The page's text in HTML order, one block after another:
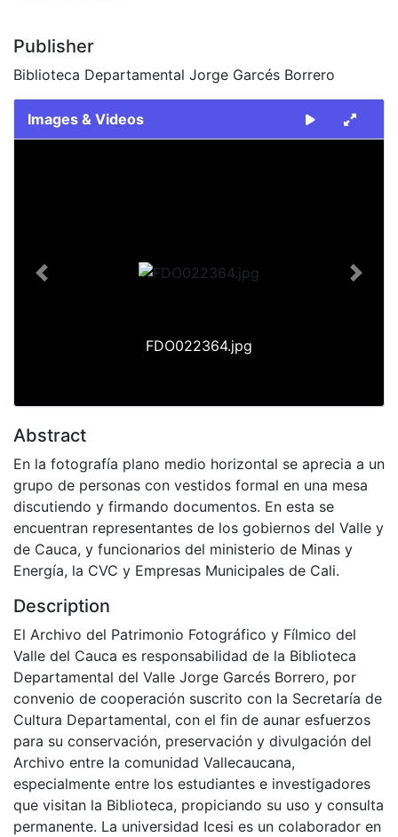
Publisher
Biblioteca Departamental Jorge Garcés Borrero
Images & Videos
FDO022364.jpg
Previous Next
Abstract
En la fotografía plano medio horizontal se aprecia a un
grupo de personas con vestidos formal en una mesa
discutiendo y firmando documentos. En esta se
encuentran representantes de los gobiernos del Valle y
de Cauca, y funcionarios del ministerio de Minas y
Energía, la CVC y Empresas Municipales de Cali.
Description
El Archivo del Patrimonio Fotográfico y Fílmico del
Valle del Cauca es responsabilidad de la Biblioteca
Departamental del Valle Jorge Garcés Borrero, por
convenio de cooperación suscrito con la Secretaría de
Cultura Departamental, con el fin de aunar esfuerzos
para su conservación, preservación y divulgación del
Archivo entre la comunidad Vallecaucana,
especialmente entre los estudiantes e investigadores
que visitan la Biblioteca, propiciando su uso y consulta
permanente. La universidad Icesi es un colaborador en